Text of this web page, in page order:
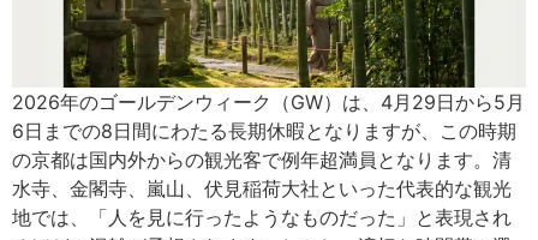
2026年のゴールデンウィーク（GW）は、4月29日から5月
6日までの8日間にわたる長期休暇となりますが、この時期
の京都は国内外からの観光客で例年超満員となります。清
水寺、金閣寺、嵐山、伏見稲荷大社といった代表的な観光
地では、「人を見に行ったようなものだった」と表現され